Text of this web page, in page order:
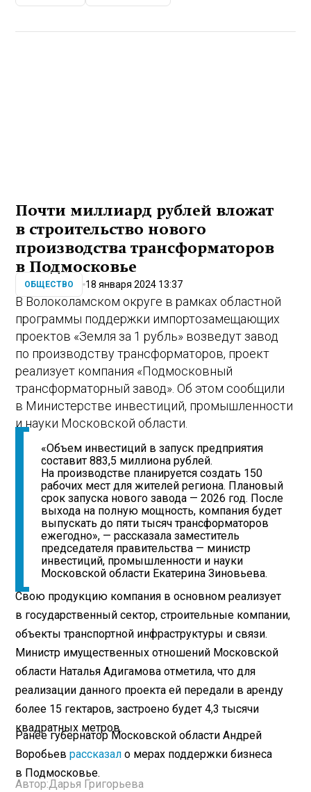
Почти миллиард рублей вложат
в строительство нового
производства трансформаторов
в Подмосковье
ОБЩЕСТВО 18 января 2024 13:37
В Волоколамском округе в рамках областной
программы поддержки импортозамещающих
проектов «Земля за 1 рубль» возведут завод
по производству трансформаторов, проект
реализует компания «Подмосковный
трансформаторный завод». Об этом сообщили
в Министерстве инвестиций, промышленности
и науки Московской области.
«Объем инвестиций в запуск предприятия
составит 883,5 миллиона рублей.
На производстве планируется создать 150
рабочих мест для жителей региона. Плановый
срок запуска нового завода — 2026 год. После
выхода на полную мощность, компания будет
выпускать до пяти тысяч трансформаторов
ежегодно», — рассказала заместитель
председателя правительства — министр
инвестиций, промышленности и науки
Московской области Екатерина Зиновьева.
Свою продукцию компания в основном реализует
в государственный сектор, строительные компании,
объекты транспортной инфраструктуры и связи.
Министр имущественных отношений Московской
области Наталья Адигамова отметила, что для
реализации данного проекта ей передали в аренду
более 15 гектаров, застроено будет 4,3 тысячи
квадратных метров.
Ранее губернатор Московской области Андрей
Воробьеврассказал о мерах поддержки бизнеса
в Подмосковье.
Автор:Дарья Григорьева